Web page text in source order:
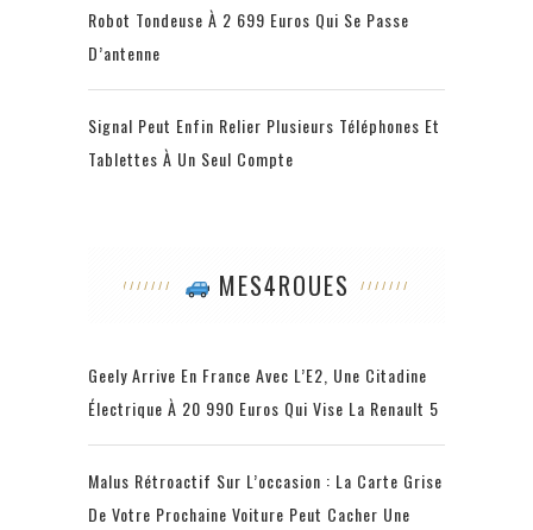
Robot Tondeuse À 2 699 Euros Qui Se Passe
D’antenne
Signal Peut Enfin Relier Plusieurs Téléphones Et
Tablettes À Un Seul Compte
MES4ROUES
Geely Arrive En France Avec L’E2, Une Citadine
Électrique À 20 990 Euros Qui Vise La Renault 5
Malus Rétroactif Sur L’occasion : La Carte Grise
De Votre Prochaine Voiture Peut Cacher Une